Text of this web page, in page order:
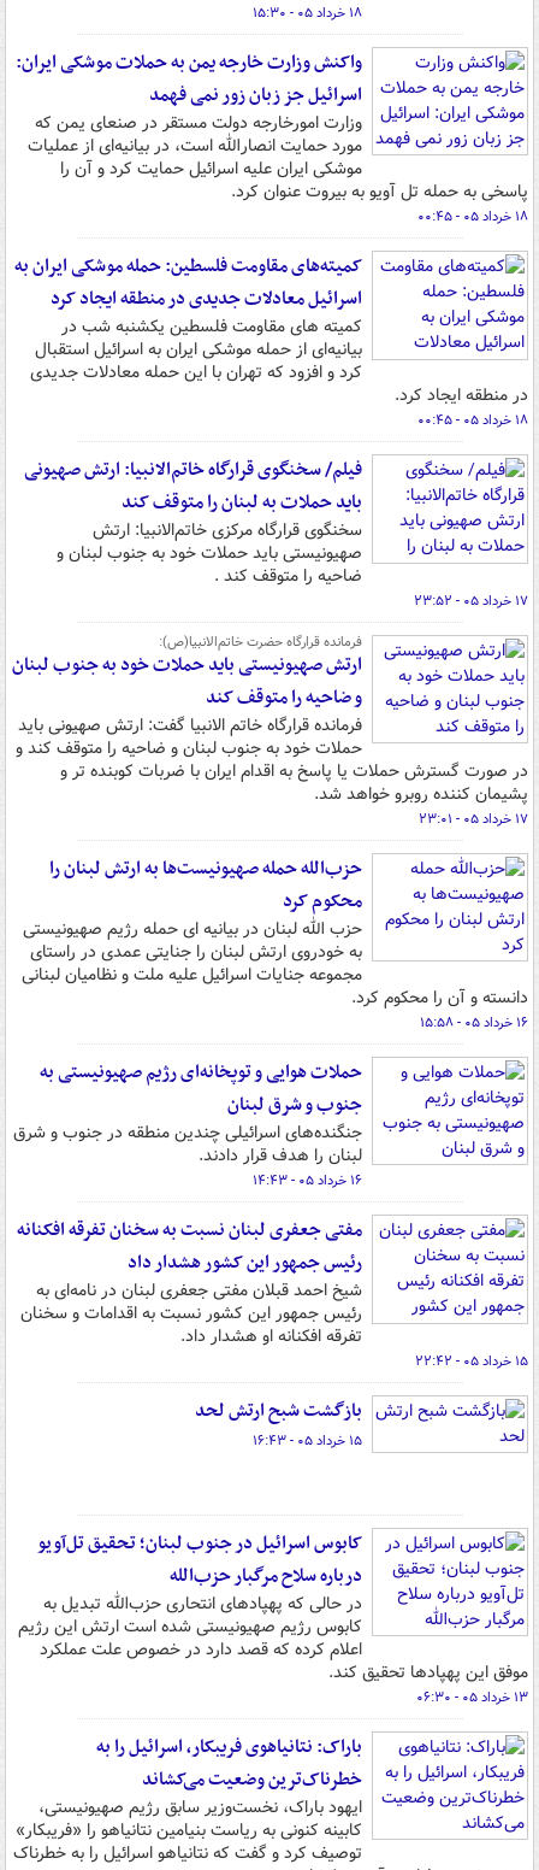
۱۸ خرداد ۰۵ - ۱۵:۳۰
واکنش وزارت خارجه یمن به حملات موشکی ایران:
اسرائیل جز زبان زور نمی فهمد
وزارت امورخارجه دولت مستقر در صنعای یمن که
مورد حمایت انصارالله است، در بیانیه‌ای از عملیات
موشکی ایران علیه اسرائیل حمایت کرد و آن را
پاسخی به حمله تل آویو به بیروت عنوان کرد.
۱۸ خرداد ۰۵ - ۰۰:۴۵
کمیته‌های مقاومت فلسطین: حمله موشکی ایران به
اسرائیل معادلات جدیدی در منطقه ایجاد کرد
کمیته های مقاومت فلسطین یکشنبه شب در
بیانیه‌ای از حمله موشکی ایران به اسرائیل استقبال
کرد و افزود که تهران با این حمله معادلات جدیدی
در منطقه ایجاد کرد.
۱۸ خرداد ۰۵ - ۰۰:۴۵
فیلم/ سخنگوی قرارگاه خاتم‌الانبیا: ارتش صهیونی
باید حملات به لبنان را متوقف کند
سخنگوی قرارگاه مرکزی خاتم‌الانبیا: ارتش
صهیونیستی باید حملات خود به جنوب لبنان و
ضاحیه را متوقف کند .
۱۷ خرداد ۰۵ - ۲۳:۵۲
فرمانده قرارگاه حضرت خاتم‌الانبیا(ص):
ارتش صهیونیستی باید حملات خود به جنوب لبنان
و ضاحیه را متوقف کند
فرمانده قرارگاه خاتم الانبیا گفت: ارتش صهیونی باید
حملات خود به جنوب لبنان و ضاحیه را متوقف کند و
در صورت گسترش حملات یا پاسخ به اقدام ایران با ضربات کوبنده تر و
پشیمان کننده روبرو خواهد شد.
۱۷ خرداد ۰۵ - ۲۳:۰۱
حزب‌الله حمله صهیونیست‌ها به ارتش لبنان را
محکوم کرد
حزب الله لبنان در بیانیه ای حمله رژیم صهیونیستی
به خودروی ارتش لبنان را جنایتی عمدی در راستای
مجموعه جنایات اسرائیل علیه ملت و نظامیان لبنانی
دانسته و آن را محکوم کرد.
۱۶ خرداد ۰۵ - ۱۵:۵۸
حملات هوایی و توپخانه‌ای رژیم صهیونیستی به
جنوب و شرق لبنان
جنگنده‌های اسرائیلی چندین منطقه در جنوب و شرق
لبنان را هدف قرار دادند.
۱۶ خرداد ۰۵ - ۱۴:۴۳
مفتی جعفری لبنان نسبت به سخنان تفرقه افکنانه
رئیس جمهور این کشور هشدار داد
شیخ احمد قبلان مفتی جعفری لبنان در نامه‌ای به
رئیس جمهور این کشور نسبت به اقدامات و سخنان
تفرقه افکنانه او هشدار داد.
۱۵ خرداد ۰۵ - ۲۲:۴۲
بازگشت شبح ارتش لحد
۱۵ خرداد ۰۵ - ۱۶:۴۳
کابوس اسرائیل در جنوب لبنان؛ تحقیق تل‌آویو
درباره سلاح مرگبار حزب‌الله
در حالی که پهپادهای انتحاری حزب‌الله تبدیل به
کابوس رژیم صهیونیستی شده است ارتش این رژیم
اعلام کرده که قصد دارد در خصوص علت عملکرد
موفق این پهپادها تحقیق کند.
۱۳ خرداد ۰۵ - ۰۶:۳۰
باراک: نتانیاهوی فریبکار، اسرائیل را به
خطرناک‌ترین وضعیت می‌کشاند
ایهود باراک، نخست‌وزیر سابق رژیم صهیونیستی،
کابینه کنونی به ریاست بنیامین نتانیاهو را «فریبکار»
توصیف کرد و گفت که نتانیاهو اسرائیل را به خطرناک